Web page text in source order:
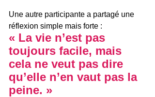
Une autre participante a partagé une
réflexion simple mais forte :
« La vie n’est pas
toujours facile, mais
cela ne veut pas dire
qu’elle n’en vaut pas la
peine. »